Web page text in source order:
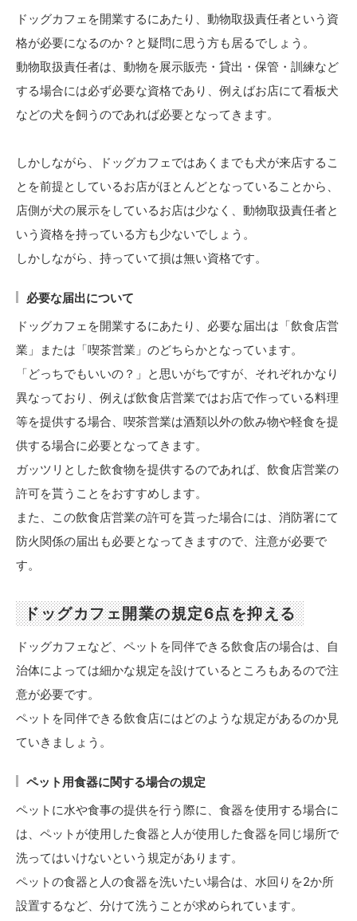
ドッグカフェを開業するにあたり、動物取扱責任者という資
格が必要になるのか？と疑問に思う方も居るでしょう。
動物取扱責任者は、動物を展示販売・貸出・保管・訓練など
する場合には必ず必要な資格であり、例えばお店にて看板犬
などの犬を飼うのであれば必要となってきます。
しかしながら、ドッグカフェではあくまでも犬が来店するこ
とを前提としているお店がほとんどとなっていることから、
店側が犬の展示をしているお店は少なく、動物取扱責任者と
いう資格を持っている方も少ないでしょう。
しかしながら、持っていて損は無い資格です。
必要な届出について
ドッグカフェを開業するにあたり、必要な届出は「飲食店営
業」または「喫茶営業」のどちらかとなっています。
「どっちでもいいの？」と思いがちですが、それぞれかなり
異なっており、例えば飲食店営業ではお店で作っている料理
等を提供する場合、喫茶営業は酒類以外の飲み物や軽食を提
供する場合に必要となってきます。
ガッツリとした飲食物を提供するのであれば、飲食店営業の
許可を貰うことをおすすめします。
また、この飲食店営業の許可を貰った場合には、消防署にて
防火関係の届出も必要となってきますので、注意が必要で
す。
ドッグカフェ開業の規定6点を抑える
ドッグカフェなど、ペットを同伴できる飲食店の場合は、自
治体によっては細かな規定を設けているところもあるので注
意が必要です。
ペットを同伴できる飲食店にはどのような規定があるのか見
ていきましょう。
ペット用食器に関する場合の規定
ペットに水や食事の提供を行う際に、食器を使用する場合に
は、ペットが使用した食器と人が使用した食器を同じ場所で
洗ってはいけないという規定があります。
ペットの食器と人の食器を洗いたい場合は、水回りを2か所
設置するなど、分けて洗うことが求められています。